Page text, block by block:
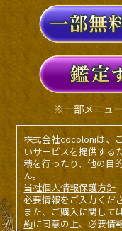
※一部メニュ
株式会社cocoloniは、
いサービスを提供する
積を行ったり、他の目
ん。
当社個人情報保護方針
必要情報をご入力くださ
また、ご購入に関して
約に同意の上、必要情